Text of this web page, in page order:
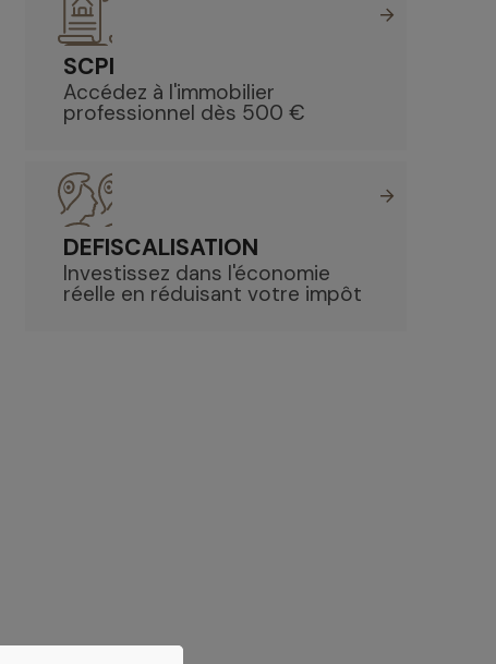
SCPI
Accédez à l'immobilier
professionnel dès 500 €
DEFISCALISATION
Investissez dans l'économie
réelle en réduisant votre impôt